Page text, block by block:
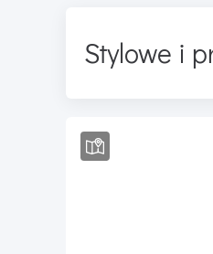
Stylowe i